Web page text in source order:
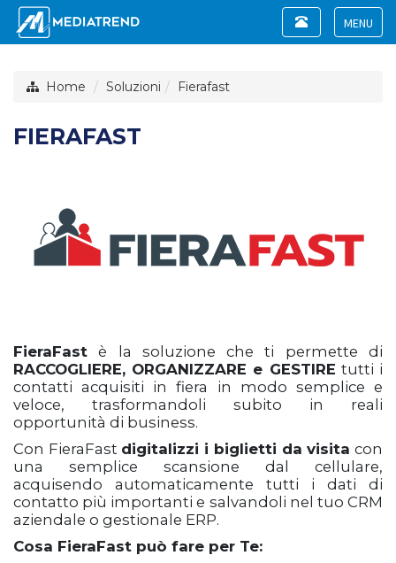
Toggle
Toggle
navigation
Home Soluzioni Fierafast
FIERAFAST
FieraFast è la soluzione che ti permette di
RACCOGLIERE, ORGANIZZARE e GESTIRE tutti i
contatti acquisiti in fiera in modo semplice e
veloce, trasformandoli subito in reali
opportunità di business.
Con FieraFast digitalizzi i biglietti da visita con
una semplice scansione dal cellulare,
acquisendo automaticamente tutti i dati di
contatto più importanti e salvandoli nel tuo CRM
aziendale o gestionale ERP.
Cosa FieraFast può fare per Te: